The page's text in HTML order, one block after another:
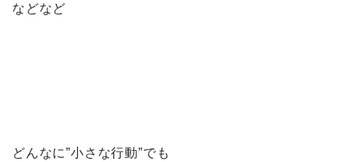
などなど
どんなに”小さな行動”でも